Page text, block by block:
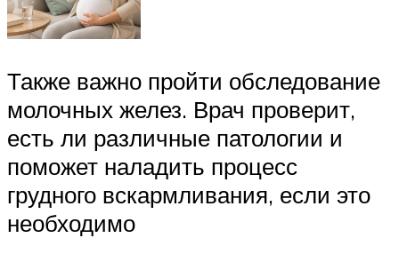
Также важно пройти обследование
молочных желез. Врач проверит,
есть ли различные патологии и
поможет наладить процесс
грудного вскармливания, если это
необходимо